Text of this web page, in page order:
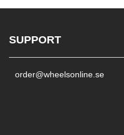
SUPPORT
order@wheelsonline.se